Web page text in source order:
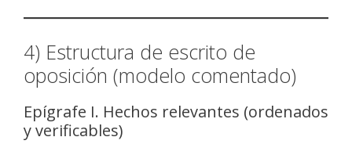
4) Estructura de escrito de
oposición (modelo comentado)
Epígrafe I. Hechos relevantes (ordenados
y verificables)